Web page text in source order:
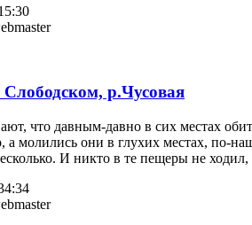
р.Чусовая
что давным-давно в сих местах
а молились они в глухих местах,
И никто в те пещеры не